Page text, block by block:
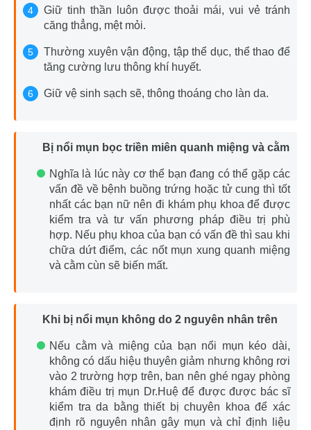
Giữ tinh thần luôn được thoải mái, vui vẻ tránh
căng thẳng, mệt mỏi.
Thường xuyên vận động, tập thể dục, thể thao để
tăng cường lưu thông khí huyết.
Giữ vệ sinh sạch sẽ, thông thoáng cho làn da.
Bị nổi mụn bọc triền miên quanh miệng và cằm
Nghĩa là lúc này cơ thể bạn đang có thể gặp các
vấn đề về bệnh buồng trứng hoặc tử cung thì tốt
nhất các bạn nữ nên đi khám phụ khoa để được
kiểm tra và tư vấn phương pháp điều trị phù
hợp. Nếu phụ khoa của bạn có vấn đề thì sau khi
chữa dứt điểm, các nốt mụn xung quanh miệng
và cằm cùn sẽ biến mất.
Khi bị nổi mụn không do 2 nguyên nhân trên
Nếu cằm và miệng của bạn nổi mụn kéo dài,
không có dấu hiệu thuyên giảm nhưng không rơi
vào 2 trường hợp trên, ban nên ghé ngay phòng
khám điều trị mụn Dr.Huệ để được được bác sĩ
kiểm tra da bằng thiết bị chuyên khoa để xác
định rõ nguyên nhân gây mụn và chỉ định liệu